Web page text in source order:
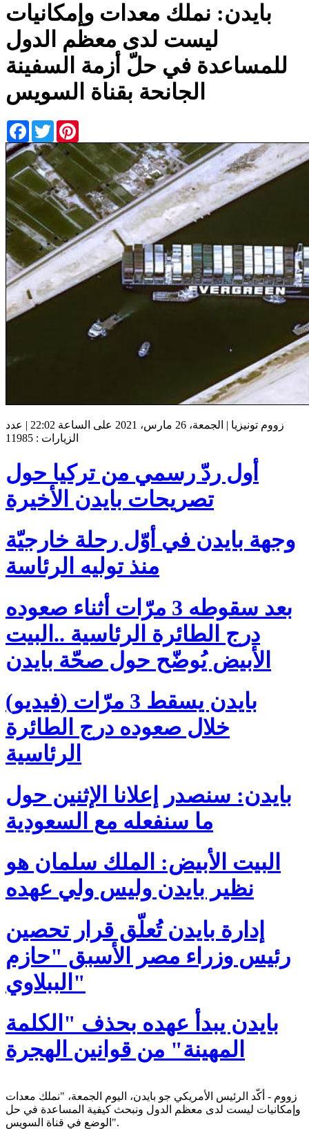
بايدن: نملك معدات وإمكانيات
ليست لدى معظم الدول
للمساعدة في حلّ أزمة السفينة
الجانحة بقناة السويس
Facebook
Twitter
زووم تونيزيا | الجمعة، 26 مارس، 2021 على الساعة 22:02 | عدد
الزيارات : 11985
أول ردّ رسمي من تركيا حول
تصريحات بايدن الأخيرة
وجهة بايدن في أوّل رحلة خارجيّة
منذ توليه الرئاسة
بعد سقوطه 3 مرّات أثناء صعوده
درج الطائرة الرئاسية ..البيت
الأبيض يُوضّح حول صحّة بايدن
(فيديو) بايدن يسقط 3 مرّات
خلال صعوده درج الطائرة
الرئاسية
بايدن: سنصدر إعلانا الإثنين حول
ما سنفعله مع السعودية
البيت الأبيض: الملك سلمان هو
نظير بايدن وليس ولي عهده
إدارة بايدن تُعلّق قرار تحصين
رئيس وزراء مصر الأسبق "حازم
الببلاوي"
بايدن يبدأ عهده بحذف "الكلمة
المهينة" من قوانين الهجرة
زووم - أكّد الرئيس الأمريكي جو بايدن، اليوم الجمعة، "نملك معدات
وإمكانيات ليست لدى معظم الدول ونبحث كيفية المساعدة في حل
الوضع في قناة السويس".